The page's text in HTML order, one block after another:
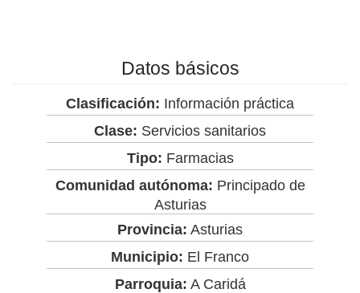
Datos básicos
Clasificación: Información práctica
Clase: Servicios sanitarios
Tipo: Farmacias
Comunidad autónoma: Principado de
Asturias
Provincia: Asturias
Municipio: El Franco
Parroquia: A Caridá